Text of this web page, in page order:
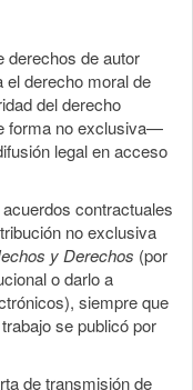
derechos de autor
el derecho moral de
del derecho
forma no exclusiva—
legal en acceso
contractuales
no exclusiva
y Derechos (por
o darlo a
siempre que
se publicó por
de transmisión de